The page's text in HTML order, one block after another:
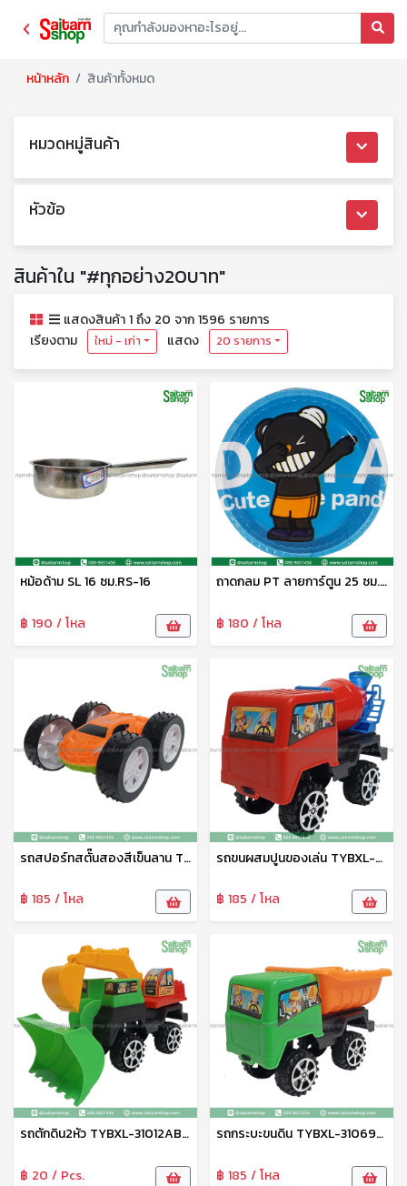
หน้าหลัก สินค้าทั้งหมด
หมวดหมู่สินค้า
หัวข้อ
สินค้าใน "#ทุกอย่าง20บาท"
แสดงสินค้า 1 ถึง 20 จาก 1596 รายการ
เรียงตาม
ใหม่ - เก่า แสดง 20 รายการ
หม้อด้าม SL 16 ซม.RS-16
฿ 190 / โหล
ถาดกลม PT ลายการ์ตูน 25 ซม. DM-1124005 Zonertoy
฿ 180 / โหล
รถสปอร์ทสตั๊นสองสีเข็นลาน TYBL-50512 Zonertoy
฿ 185 / โหล
รถขนผสมปูนของเล่น TYBXL-31014ABCD Zonertoy
฿ 185 / โหล
รถตักดิน2หัว TYBXL-31012ABCD Zonertoy
฿ 20 / Pcs.
รถกระบะขนดิน TYBXL-31069ABC
฿ 185 / โหล